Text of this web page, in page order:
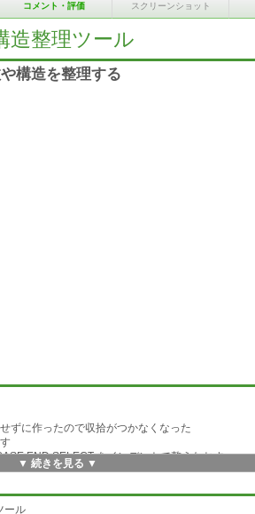
コメント・評価 スクリーンショット
造整理ツール
構造を整理する
ずに作ったので収拾がつかなくなった
END SELECT をインデントで整えなおす
)
単位で揃える)
▼ 続きを見る ▼
ール